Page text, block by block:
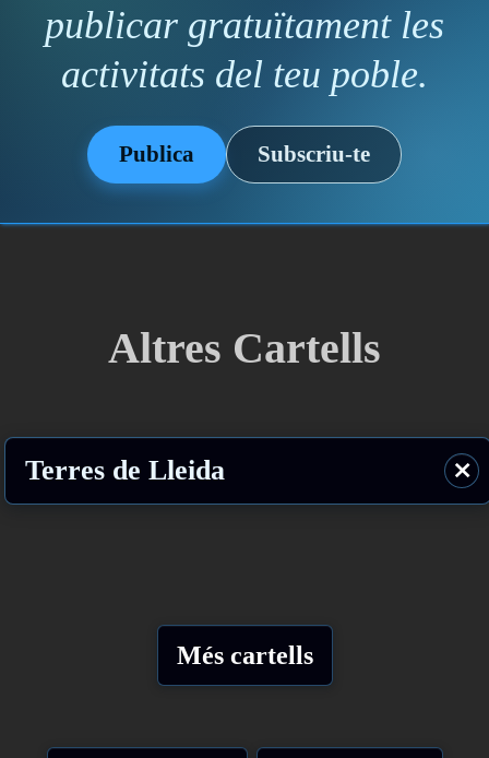
publicar gratuïtament les
activitats del teu poble.
Publica Subscriu-te
Altres Cartells
Terres de Lleida ⨯
Més cartells